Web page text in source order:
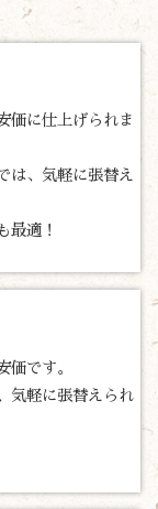
価に仕上げられま
は、気軽に張替え
最適！
価です。
気軽に張替えられ